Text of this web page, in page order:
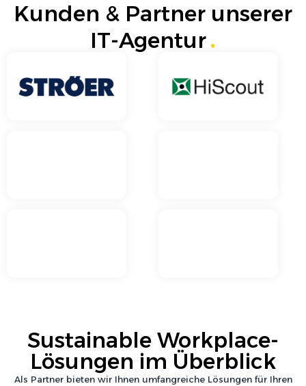
Kunden & Partner unserer
IT-Agentur
Sustainable Workplace-
Lösungen im Überblick
Als Partner bieten wir Ihnen umfangreiche Lösungen für Ihren